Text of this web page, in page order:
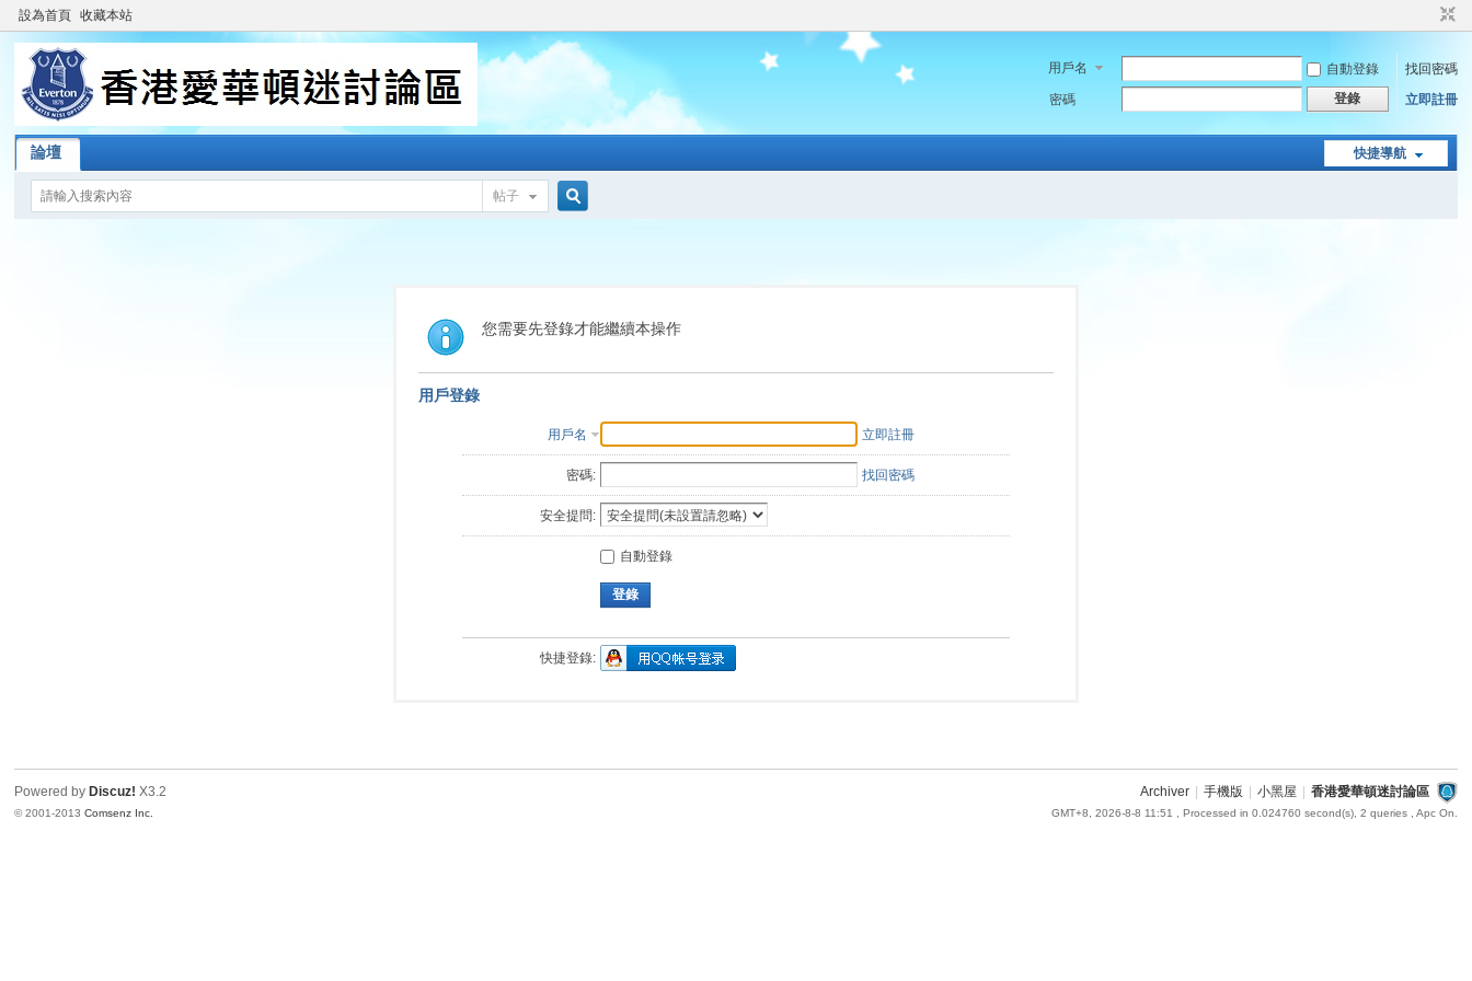
設為首頁 收藏本站
用戶名 自動登錄
找回密碼
密碼
登錄 立即註冊
快捷導航
論壇
帖子
索
您需要先登錄才能繼續本操作
用戶登錄
用戶名 立即註冊
密碼: 找回密碼
安全提問:
自動登錄
登錄
快捷登錄:
Archiver 手機版 小黑屋 香港愛華頓迷討論區
GMT+8, 2026-8-8 11:51 , Processed in 0.024760 second(s), 2 queries , Apc On.
Powered by Discuz! X3.2
© 2001-2013Comsenz Inc.